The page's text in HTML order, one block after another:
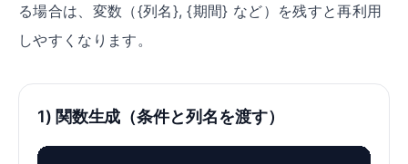
る場合は、変数（{列名},{期間} など）を残すと再利用
しやすくなります。
1) 関数生成（条件と列名を渡す）